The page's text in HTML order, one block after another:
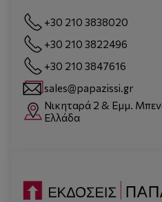
+30 210 3838020
+30 210 3822496
+30 210 3847616
sales@papazissi.gr
Νικηταρά 2 & Εμμ.
Ελλάδα